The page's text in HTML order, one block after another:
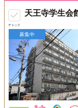
チェック
天王寺学生会
募集中